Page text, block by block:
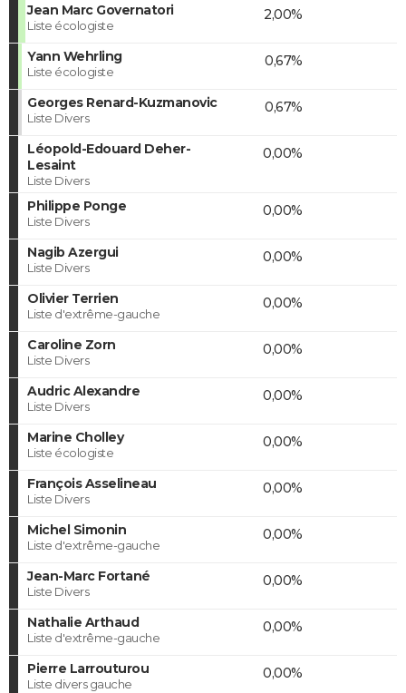
Jean Marc Governatori
Liste écologiste
2,00%
Yann Wehrling
Liste écologiste
0,67%
Georges Renard-Kuzmanovic
Liste Divers
0,67%
Léopold-Edouard Deher-
Lesaint
Liste Divers
0,00%
Philippe Ponge
Liste Divers
0,00%
Nagib Azergui
Liste Divers
0,00%
Olivier Terrien
Liste d'extrême-gauche
0,00%
Caroline Zorn
Liste Divers
0,00%
Audric Alexandre
Liste Divers
0,00%
Marine Cholley
Liste écologiste
0,00%
François Asselineau
Liste Divers
0,00%
Michel Simonin
Liste d'extrême-gauche
0,00%
Jean-Marc Fortané
Liste Divers
0,00%
Nathalie Arthaud
Liste d'extrême-gauche
0,00%
Pierre Larrouturou
Liste divers gauche
0,00%